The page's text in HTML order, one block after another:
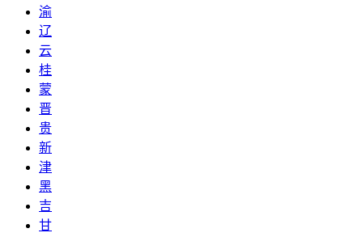
渝
辽
云
桂
蒙
晋
贵
新
津
黑
吉
甘